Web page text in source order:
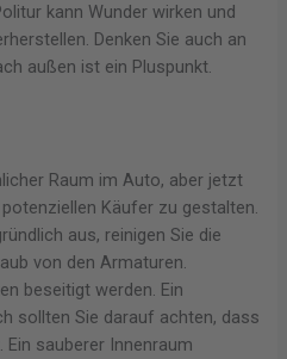
kann Wunder wirken und
Denken Sie auch an
außen ist ein Pluspunkt.
Raum im Auto, aber jetzt
Käufer zu gestalten.
aus, reinigen Sie die
von den Armaturen.
beseitigt werden. Ein
sollten Sie darauf achten, dass
sauberer Innenraum